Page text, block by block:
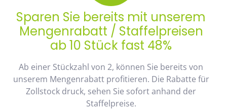
Sparen Sie bereits mit unserem
Mengenrabatt / Staffelpreisen
ab 10 Stück fast 48%
Ab einer Stückzahl von 2, können Sie bereits von
unserem Mengenrabatt profitieren. Die Rabatte für
Zollstock druck, sehen Sie sofort anhand der
Staffelpreise.